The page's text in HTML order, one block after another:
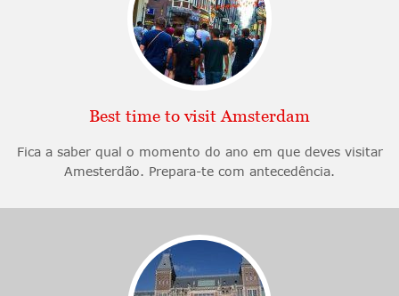
Best time to visit Amsterdam
Fica a saber qual o momento do ano em que deves visitar
Amesterdão. Prepara-te com antecedência.